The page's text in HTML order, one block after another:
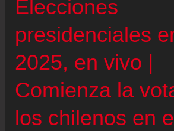
un
hermoso”
Elecciones
presidenciales
2025, en vivo |
Comienza la
los chilenos en